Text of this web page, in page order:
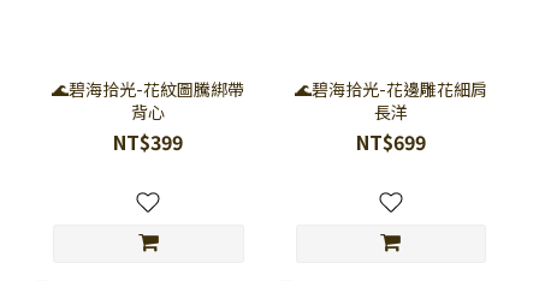
🌊碧海拾光-花紋圖騰綁帶
背心
NT$399
🌊碧海拾光-花邊雕花細肩
長洋
NT$699